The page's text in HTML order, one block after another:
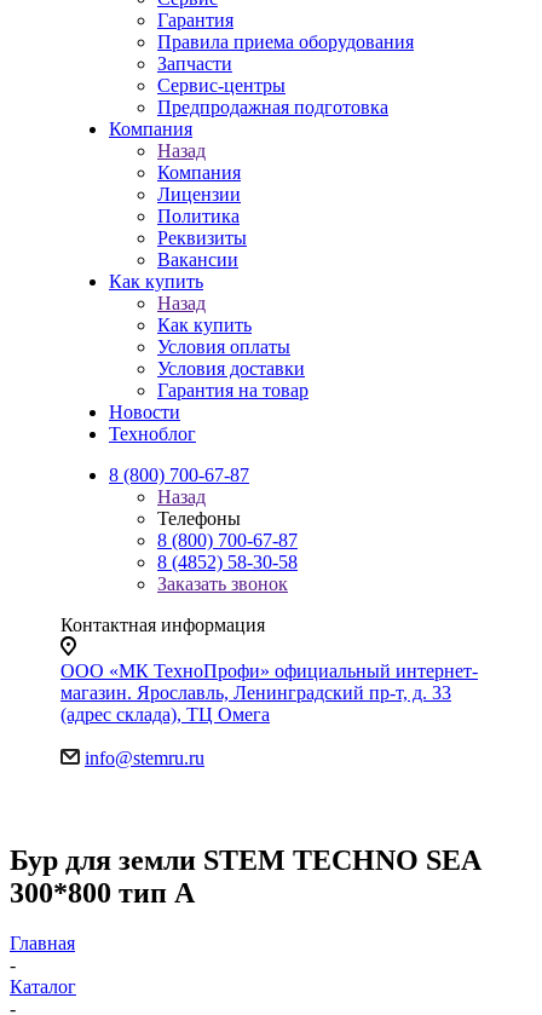
Гарантия
Правила приема оборудования
Запчасти
Сервис-центры
Предпродажная подготовка
Компания
Назад
Компания
Лицензии
Политика
Реквизиты
Вакансии
Как купить
Назад
Как купить
Условия оплаты
Условия доставки
Гарантия на товар
Новости
Техноблог
8 (800) 700-67-87
Назад
Телефоны
8 (800) 700-67-87
8 (4852) 58-30-58
Заказать звонок
Контактная информация
ООО «МК ТехноПрофи» официальный интернет-
магазин. Ярославль, Ленинградский пр-т, д. 33
(адрес склада), ТЦ Омега
info@stemru.ru
Бур для земли STEM TECHNO SEA
300*800 тип А
Главная
-
Каталог
-